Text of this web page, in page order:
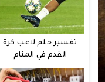
تفسير حلم لاعب كرة
القدم في المنام